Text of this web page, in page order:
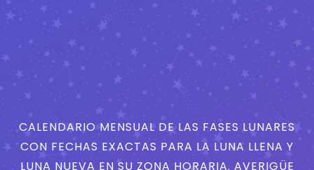
CALENDARIO MENSUAL DE LAS FASES LUNARES
CON FECHAS EXACTAS PARA LA LUNA LLENA Y
LUNA NUEVA EN SU ZONA HORARIA. AVERIGÜE